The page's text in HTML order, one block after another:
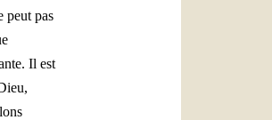
peut pas
Il est